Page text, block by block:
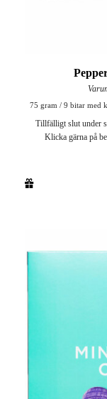
75 gram / 9 bitar med
Tillfälligt slut under
Klicka gärna på